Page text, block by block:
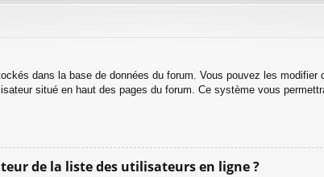
dans la base de données du forum. Vous pouvez les modifier
situé en haut des pages du forum. Ce système vous
de la liste des utilisateurs en ligne ?